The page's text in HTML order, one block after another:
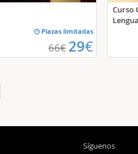
Plazas limitadas
66€ 29€
Curso
Lengua
Síguenos